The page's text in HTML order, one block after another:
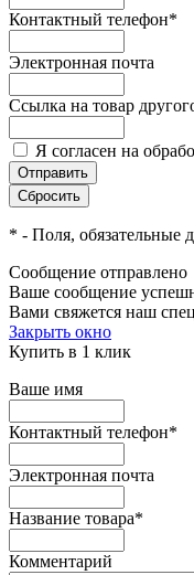
Контактный телефон*
Электронная почта
Ссылка на товар
Я согласен на
* - Поля, обязательные
Сообщение отправлено
Ваше сообщение
Вами свяжется наш
Закрыть окно
Купить в 1 клик
Ваше имя
Контактный телефон*
Электронная почта
Название товара*
Комментарий